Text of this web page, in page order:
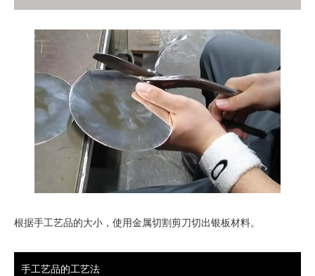
根据手工艺品的大小，使用金属切割剪刀切出银板材料。
手工艺品的工艺法